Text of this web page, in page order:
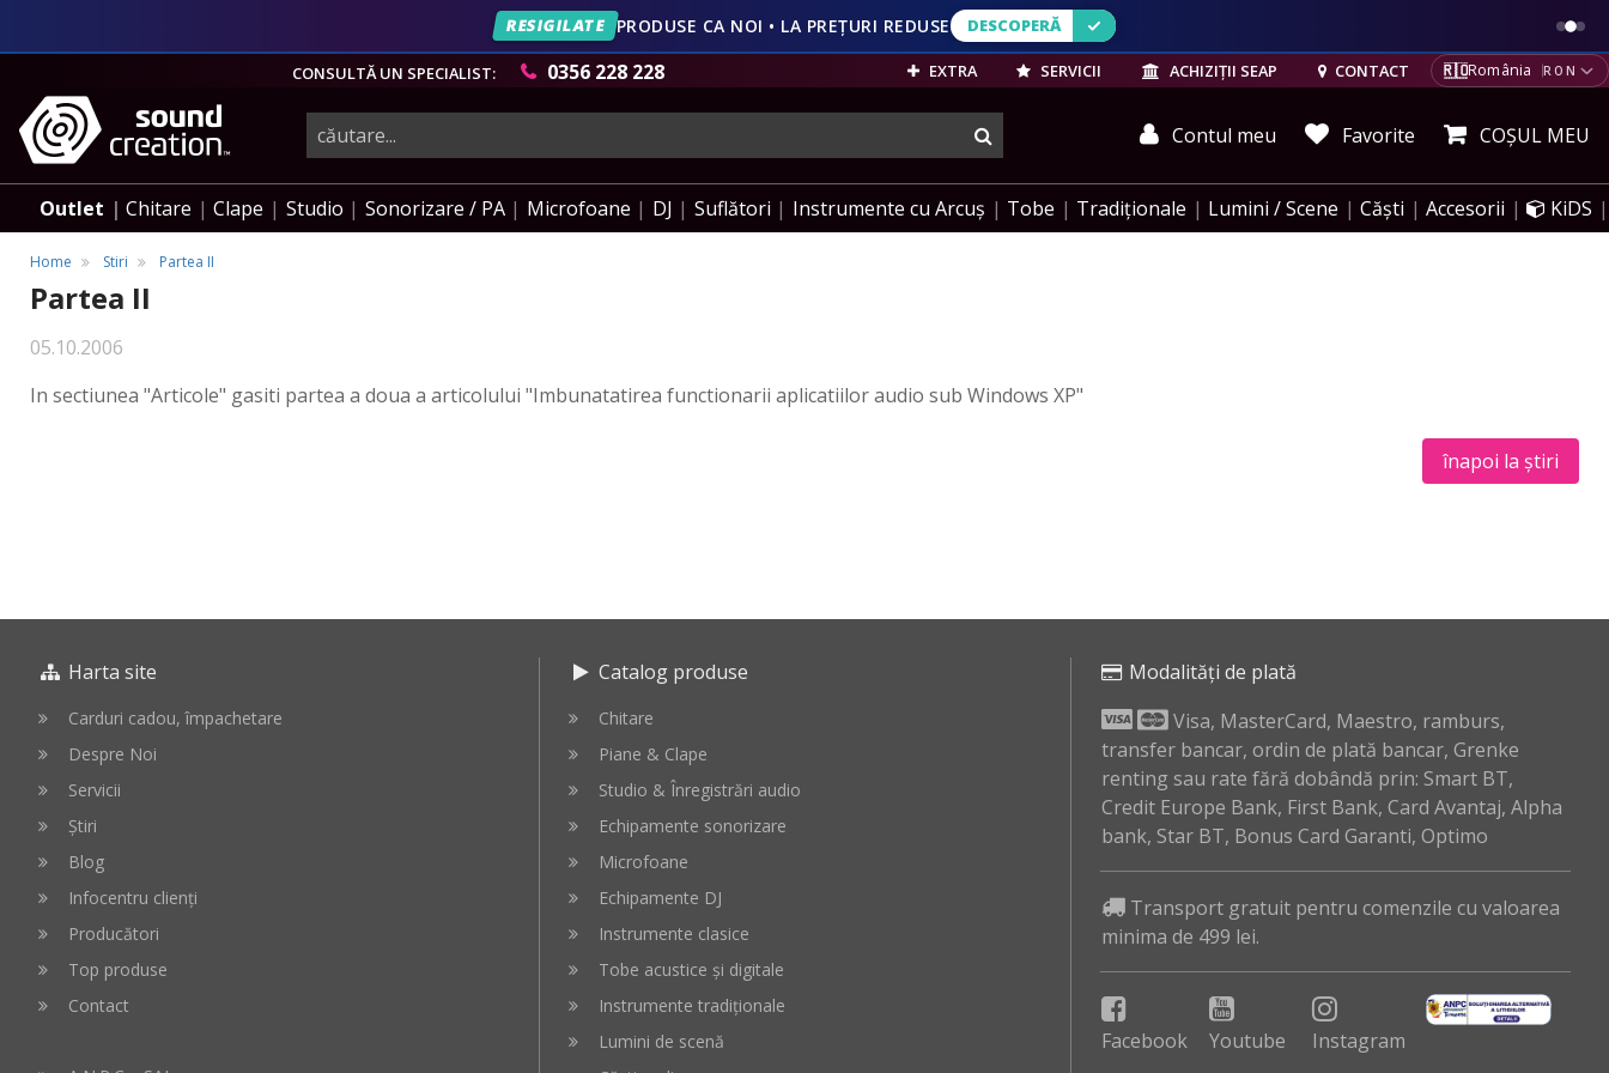
VEZI OFERTELE
RESIGILATE PRODUSE CA NOI • LA PREȚURI REDUSE DESCOPERĂ
DESCOPERĂ
CONSULTĂ UN SPECIALIST:
0356 228 228 EXTRA SERVICII ACHIZIȚII SEAP CONTACT 🇷🇴România RON
instrumente
muzicale,
echipamente
pro-
audio
Contul meu Favorite COȘUL MEU
Outlet Chitare Clape Studio Sonorizare / PA Microfoane DJ Suflători Instrumente cu Arcuș Tobe Tradiționale Lumini / Scene Căști Accesorii KiDS
Home Stiri Partea II
Partea II
05.10.2006
In sectiunea "Articole" gasiti partea a doua a articolului "Imbunatatirea functionarii aplicatiilor audio sub Windows XP"
înapoi la știri
Harta site
Carduri cadou, împachetare
Despre Noi
Servicii
Știri
Blog
Infocentru clienți
Producători
Top produse
Contact
Catalog produse
Chitare
Piane & Clape
Studio & Înregistrări audio
Echipamente sonorizare
Microfoane
Echipamente DJ
Instrumente clasice
Tobe acustice și digitale
Instrumente tradiționale
Lumini de scenă
Modalități de plată
Visa, MasterCard, Maestro, ramburs,
transfer bancar, ordin de plată bancar, Grenke
renting sau rate fără dobândă prin: Smart BT,
Credit Europe Bank, First Bank, Card Avantaj, Alpha
bank, Star BT, Bonus Card Garanti, Optimo
Transport gratuit pentru comenzile cu valoarea
minima de 499 lei.
Facebook Youtube Instagram